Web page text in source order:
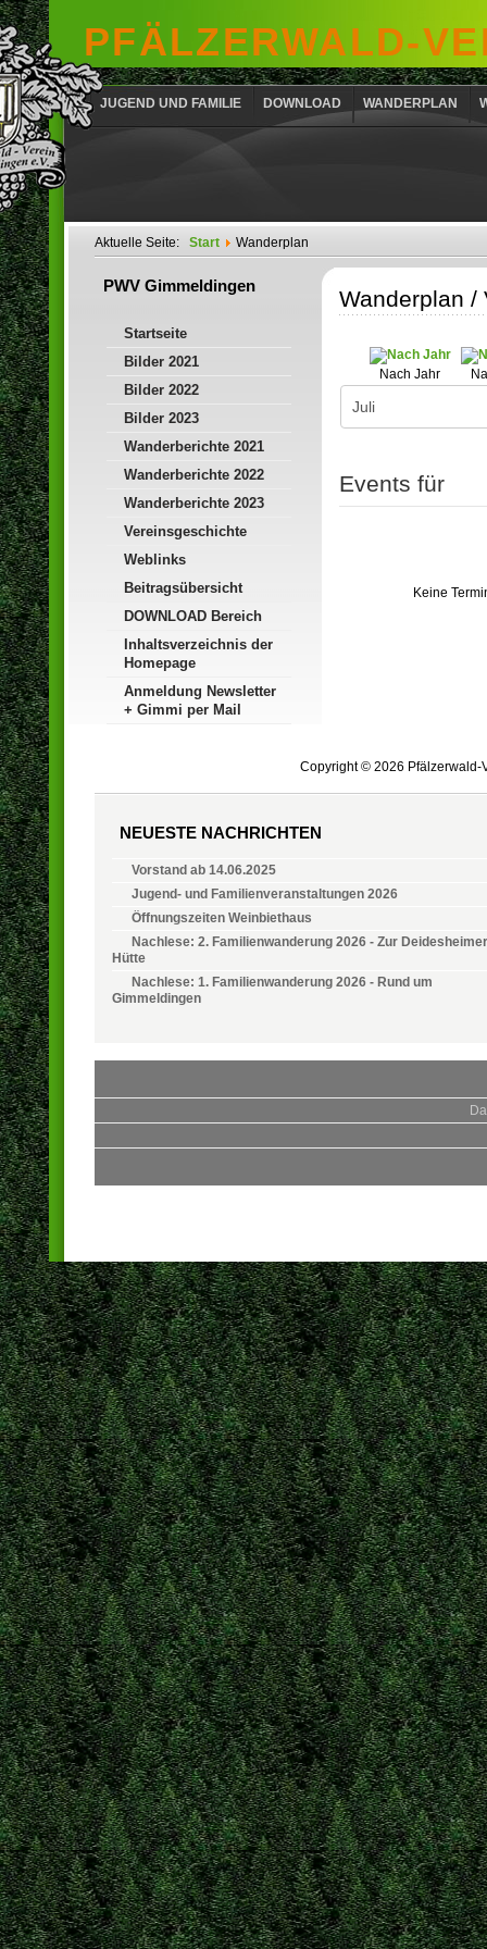
PFÄLZERWALD-
WANDERPLAN
DOWNLOAD
JUGEND UND FAMILIE
Aktuelle Seite: Start Wanderplan
Wanderplan /
Nach Jahr
Events für
Keine
PWV Gimmeldingen
Startseite
Bilder 2021
Bilder 2022
Bilder 2023
Wanderberichte 2021
Wanderberichte 2022
Wanderberichte 2023
Vereinsgeschichte
Weblinks
Beitragsübersicht
DOWNLOAD Bereich
Inhaltsverzeichnis der
Homepage
Anmeldung Newsletter
+ Gimmi per Mail
Copyright © 2026 Pfälzerwald-
NEUESTE NACHRICHTEN
Vorstand ab 14.06.2025
Jugend- und Familienveranstaltungen 2026
Öffnungszeiten Weinbiethaus
Nachlese: 2. Familienwanderung 2026 - Zur Deidesheimer
Hütte
Nachlese: 1. Familienwanderung 2026 - Rund um
Gimmeldingen